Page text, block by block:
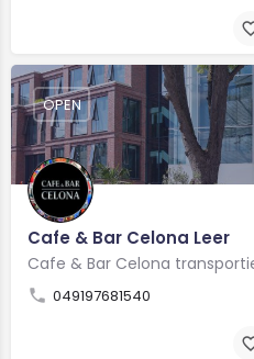
Cafe & Bar Celona Leer
049197681540
OPEN